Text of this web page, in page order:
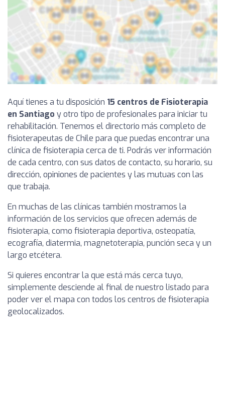
Aquí tienes a tu disposición 15 centros de Fisioterapia
en Santiago y otro tipo de profesionales para iniciar tu
rehabilitación. Tenemos el directorio más completo de
fisioterapeutas de Chile para que puedas encontrar una
clínica de fisioterapia cerca de ti. Podrás ver información
de cada centro, con sus datos de contacto, su horario, su
dirección, opiniones de pacientes y las mutuas con las
que trabaja.
En muchas de las clínicas también mostramos la
información de los servicios que ofrecen además de
fisioterapia, como fisioterapia deportiva, osteopatía,
ecografía, diatermia, magnetoterapia, punción seca y un
largo etcétera.
Si quieres encontrar la que está más cerca tuyo,
simplemente desciende al final de nuestro listado para
poder ver el mapa con todos los centros de fisioterapia
geolocalizados.